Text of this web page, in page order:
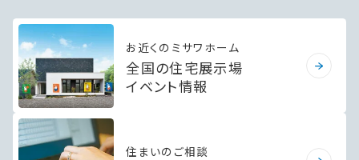
お近くのミサワホーム
全国の住宅展示場
イベント情報
住まいのご相談